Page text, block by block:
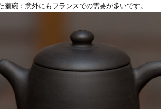
蓋碗：意外にもフランスでの需要が多いです。